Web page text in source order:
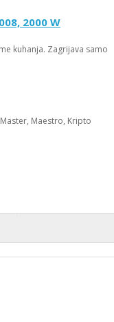
2000 W
kuhanja. Zagrijava samo
Maestro, Kripto